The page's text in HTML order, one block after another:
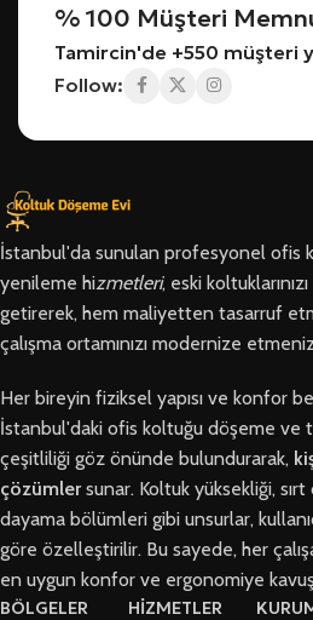
% 100 Müşteri
Tamircin'de +550 müşteri
Follow:
İstanbul'da sunulan profesyonel ofis
yenileme hizmetleri, eski
getirerek, hem maliyetten tasarruf
çalışma ortamınızı modernize
Her bireyin fiziksel yapısı ve konfor
İstanbul'daki ofis koltuğu döşeme ve
çeşitliliği göz önünde bulundurarak,
çözümlersunar. Koltuk yüksekliği,
dayama bölümleri gibi unsurlar,
göre özelleştirilir. Bu sayede, her
en uygun konfor ve ergonomiye
BÖLGELER HİZMETLER